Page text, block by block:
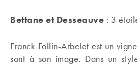
Bettane et Desseauve : 3
Franck Follin-Arbelet est un
sont à son image. Dans un